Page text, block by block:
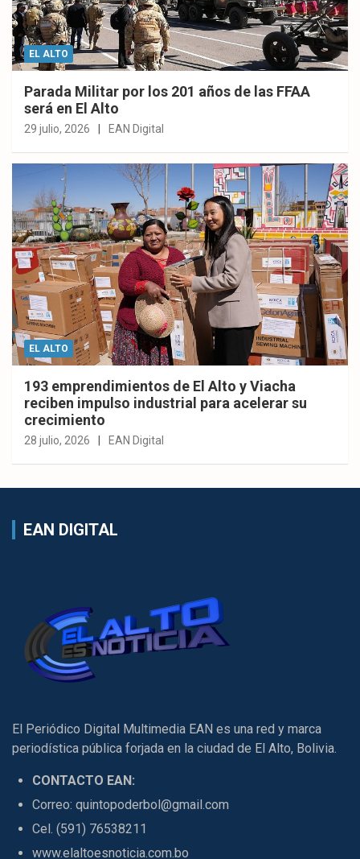
EL ALTO
Parada Militar por los 201 años de las FFAA
será en El Alto
29 julio, 2026 EAN Digital
EL ALTO
193 emprendimientos de El Alto y Viacha
reciben impulso industrial para acelerar su
crecimiento
28 julio, 2026 EAN Digital
EAN DIGITAL
El Periódico Digital Multimedia EAN es una red y marca
periodística pública forjada en la ciudad de El Alto, Bolivia.
CONTACTO EAN:
Correo: quintopoderbol@gmail.com
Cel. (591) 76538211
www.elaltoesnoticia.com.bo